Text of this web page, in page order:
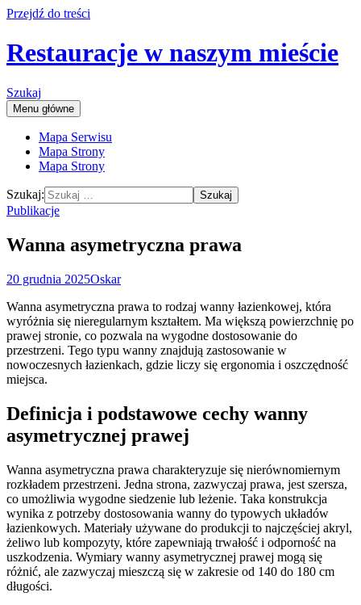
Przejdź do treści
Restauracje w naszym mieście
Szukaj
Menu główne
Mapa Serwisu
Mapa Strony
Mapa Strony
Szukaj:
Publikacje
Wanna asymetryczna prawa
20 grudnia 2025Oskar
Wanna asymetryczna prawa to rodzaj wanny łazienkowej, która
wyróżnia się nieregularnym kształtem. Ma większą powierzchnię po
prawej stronie, co pozwala na wygodne dostosowanie do
przestrzeni. Tego typu wanny znajdują zastosowanie w
nowoczesnych łazienkach, gdzie liczy się ergonomia i oszczędność
miejsca.
Definicja i podstawowe cechy wanny
asymetrycznej prawej
Wanna asymetryczna prawa charakteryzuje się nierównomiernym
rozkładem przestrzeni. Jedna strona, zazwyczaj prawa, jest szersza,
co umożliwia wygodne siedzenie lub leżenie. Taka konstrukcja
wynika z potrzeby dostosowania wanny do typowych układów
łazienkowych. Materiały używane do produkcji to najczęściej akryl,
żeliwo lub kompozyty, które zapewniają trwałość i odporność na
uszkodzenia. Wymiary wanny asymetrycznej prawej mogą się
różnić, ale zazwyczaj mieszczą się w zakresie od 140 do 180 cm
długości.